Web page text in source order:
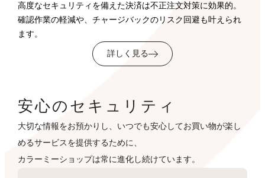
高度なセキュリティを備えた決済は不正注文対策に効果的。
確認作業の軽減や、チャージバックのリスク回避も叶えられ
ます。
詳しく見る
安心のセキュリティ
大切な情報をお預かりし、いつでも安心してお買い物が楽し
めるサービスを提供するために、
カラーミーショップは常に進化し続けています。